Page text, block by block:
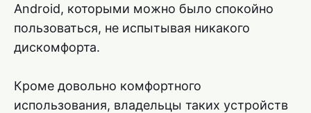
Android, которыми можно было спокойно
пользоваться, не испытывая никакого
дискомфорта.
Кроме довольно комфортного
использования, владельцы таких устройств